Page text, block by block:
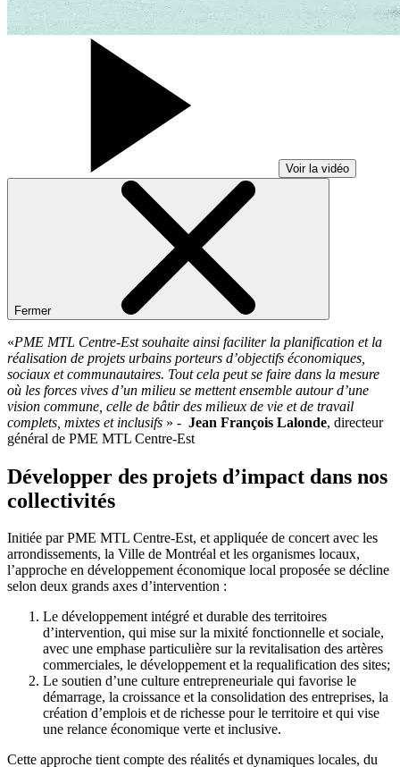
Voir la vidéo
Fermer
«PME MTL Centre-Est souhaite ainsi faciliter la planification et la
réalisation de projets urbains porteurs d’objectifs économiques,
sociaux et communautaires. Tout cela peut se faire dans la mesure
où les forces vives d’un milieu se mettent ensemble autour d’une
vision commune, celle de bâtir des milieux de vie et de travail
complets, mixtes et inclusifs » - Jean François Lalonde, directeur
général de PME MTL Centre-Est
Développer des projets d’impact dans nos
collectivités
Initiée par PME MTL Centre-Est, et appliquée de concert avec les
arrondissements, la Ville de Montréal et les organismes locaux,
l’approche en développement économique local proposée se décline
selon deux grands axes d’intervention :
Le développement intégré et durable des territoires
d’intervention, qui mise sur la mixité fonctionnelle et sociale,
avec une emphase particulière sur la revitalisation des artères
commerciales, le développement et la requalification des sites;
Le soutien d’une culture entrepreneuriale qui favorise le
démarrage, la croissance et la consolidation des entreprises, la
création d’emplois et de richesse pour le territoire et qui vise
une relance économique verte et inclusive.
Cette approche tient compte des réalités et dynamiques locales, du